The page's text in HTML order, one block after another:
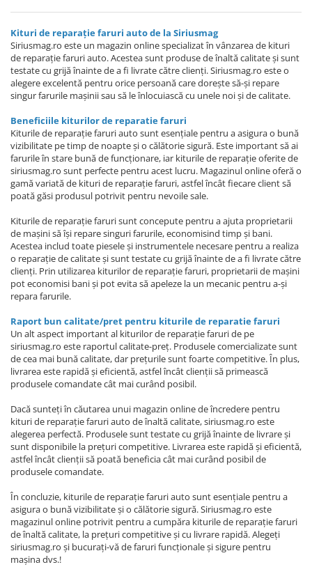
Kituri de reparație faruri auto de la Siriusmag
Siriusmag.ro este un magazin online specializat în vânzarea de kituri
de reparație faruri auto. Acestea sunt produse de înaltă calitate și sunt
testate cu grijă înainte de a fi livrate către clienți. Siriusmag.ro este o
alegere excelentă pentru orice persoană care dorește să-și repare
singur farurile mașinii sau să le înlocuiască cu unele noi și de calitate.
Beneficiile kiturilor de reparatie faruri
Kiturile de reparație faruri auto sunt esențiale pentru a asigura o bună
vizibilitate pe timp de noapte și o călătorie sigură. Este important să ai
farurile în stare bună de funcționare, iar kiturile de reparație oferite de
siriusmag.ro sunt perfecte pentru acest lucru. Magazinul online oferă o
gamă variată de kituri de reparație faruri, astfel încât fiecare client să
poată găsi produsul potrivit pentru nevoile sale.
Kiturile de reparație faruri sunt concepute pentru a ajuta proprietarii
de mașini să își repare singuri farurile, economisind timp și bani.
Acestea includ toate piesele și instrumentele necesare pentru a realiza
o reparație de calitate și sunt testate cu grijă înainte de a fi livrate către
clienți. Prin utilizarea kiturilor de reparație faruri, proprietarii de mașini
pot economisi bani și pot evita să apeleze la un mecanic pentru a-și
repara farurile.
Raport bun calitate/pret pentru kiturile de reparatie faruri
Un alt aspect important al kiturilor de reparație faruri de pe
siriusmag.ro este raportul calitate-preț. Produsele comercializate sunt
de cea mai bună calitate, dar prețurile sunt foarte competitive. În plus,
livrarea este rapidă și eficientă, astfel încât clienții să primească
produsele comandate cât mai curând posibil.
Dacă sunteți în căutarea unui magazin online de încredere pentru
kituri de reparație faruri auto de înaltă calitate, siriusmag.ro este
alegerea perfectă. Produsele sunt testate cu grijă înainte de livrare și
sunt disponibile la prețuri competitive. Livrarea este rapidă și eficientă,
astfel încât clienții să poată beneficia cât mai curând posibil de
produsele comandate.
În concluzie, kiturile de reparație faruri auto sunt esențiale pentru a
asigura o bună vizibilitate și o călătorie sigură. Siriusmag.ro este
magazinul online potrivit pentru a cumpăra kiturile de reparație faruri
de înaltă calitate, la prețuri competitive și cu livrare rapidă. Alegeți
siriusmag.ro și bucurați-vă de faruri funcționale și sigure pentru
mașina dvs.!